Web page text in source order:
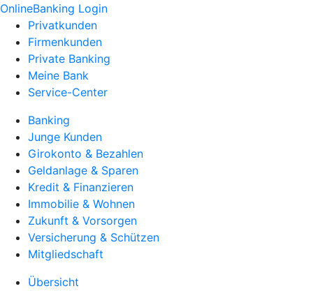
OnlineBanking Login
Privatkunden
Firmenkunden
Private Banking
Meine Bank
Service-Center
Banking
Junge Kunden
Girokonto & Bezahlen
Geldanlage & Sparen
Kredit & Finanzieren
Immobilie & Wohnen
Zukunft & Vorsorgen
Versicherung & Schützen
Mitgliedschaft
Übersicht